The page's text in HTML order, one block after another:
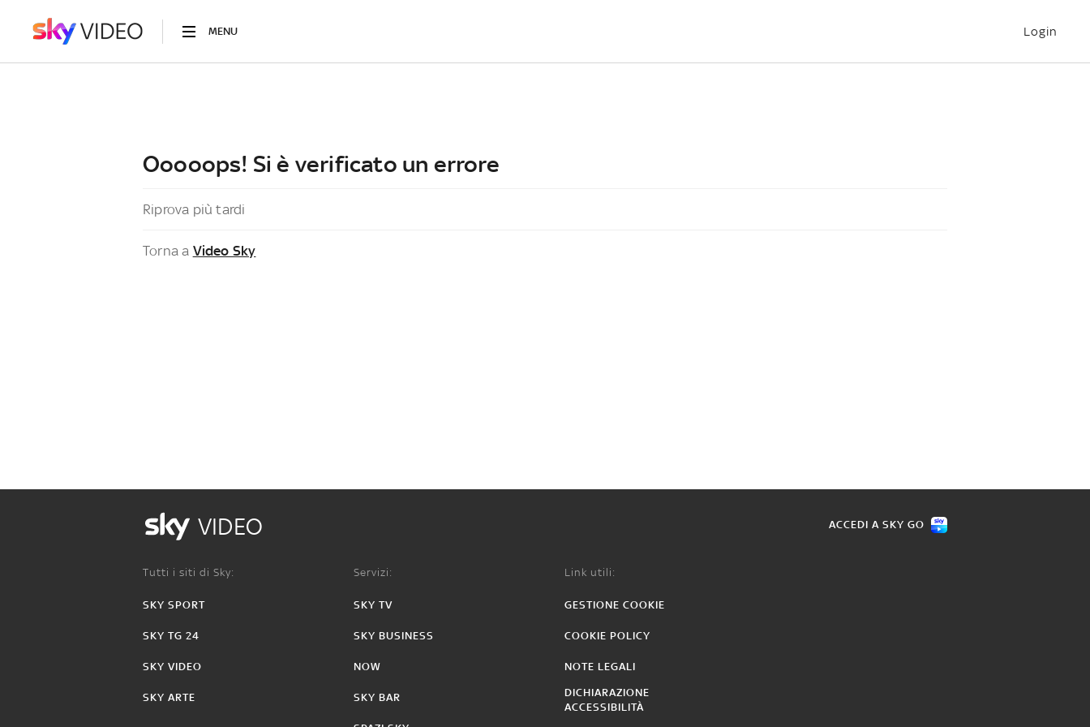
MENU Login
Ooooops! Si è verificato un errore
Riprova più tardi
Torna a Video Sky
VIDEO ACCEDI A SKY GO
Tutti i siti di Sky:
SKY SPORT
SKY TG 24
SKY VIDEO
SKY ARTE
Servizi:
SKY TV
SKY BUSINESS
NOW
SKY BAR
Link utili:
GESTIONE COOKIE
COOKIE POLICY
NOTE LEGALI
DICHIARAZIONE
ACCESSIBILITÀ